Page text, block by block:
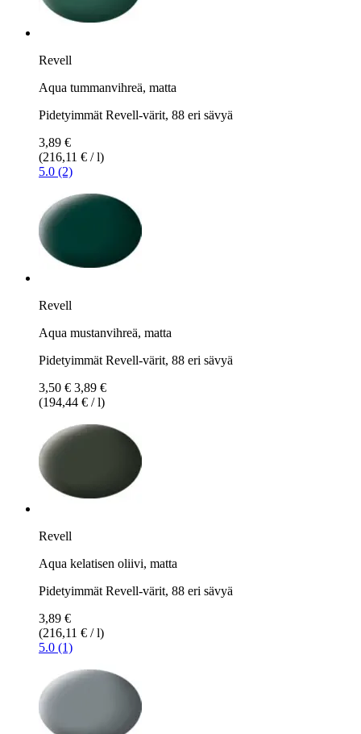
Revell
Aqua tummanvihreä, matta
Pidetyimmät Revell-värit, 88 eri sävyä
3,89 €
(216,11 € / l)
5.0 (2)
Revell
Aqua mustanvihreä, matta
Pidetyimmät Revell-värit, 88 eri sävyä
3,50 € 3,89 €
(194,44 € / l)
Revell
Aqua kelatisen oliivi, matta
Pidetyimmät Revell-värit, 88 eri sävyä
3,89 €
(216,11 € / l)
5.0 (1)